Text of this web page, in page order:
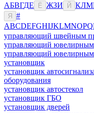
АБВГДЕ Ё ЖЗИ Й КЛМ
Я
#
ABCDEFGHIJKLMNOPQ
управляющий швейным
управляющий ювелирным
управляющий ювелирным
установщик
установщик
оборудования
установщик автостекол
установщик ГБО
установщик дверей